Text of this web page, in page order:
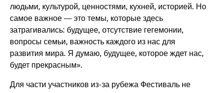
людьми, культурой, ценностями, кухней, историей. Но
самое важное — это темы, которые здесь
затрагивались: будущее, отсутствие гегемонии,
вопросы семьи, важность каждого из нас для
развития мира. Я думаю, будущее, которое ждет нас,
будет прекрасным».
Для части участников из-за рубежа Фестиваль не